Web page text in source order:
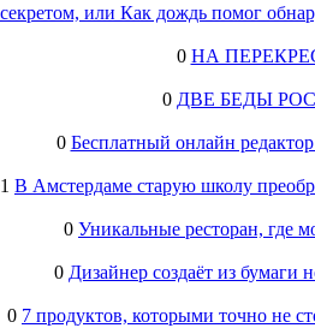
или Как дождь помог
0 НА
0 ДВЕ БЕДЫ
0 Бесплатный онлайн
В Амстердаме старую школу
0 Уникальные ресторан, где
0 Дизайнер создаёт из
0 7 продуктов, которыми точно не